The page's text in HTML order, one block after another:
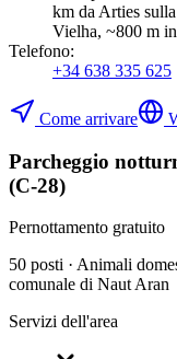
km da Arties
Vielha, ~800 m
Telefono:
+34 638 335 625
Come arrivare
Parcheggio
(C-28)
Pernottamento gratuito
50 posti · Animali
comunale di Naut Aran
Servizi dell'area